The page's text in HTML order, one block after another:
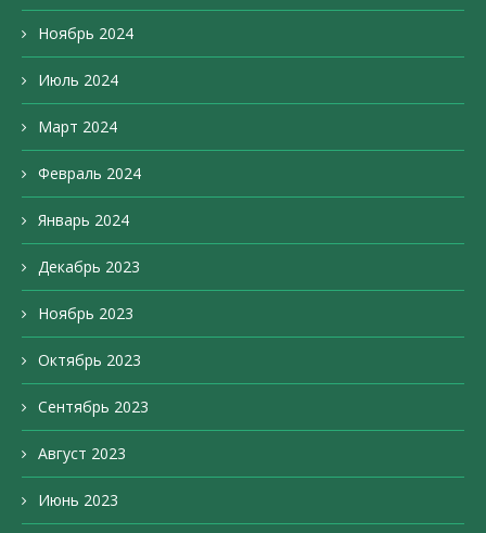
Ноябрь 2024
Июль 2024
Март 2024
Февраль 2024
Январь 2024
Декабрь 2023
Ноябрь 2023
Октябрь 2023
Сентябрь 2023
Август 2023
Июнь 2023